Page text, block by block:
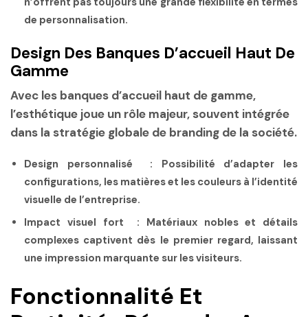
de personnalisation.
Design Des Banques D’accueil Haut De
Gamme
Avec les banques d’accueil haut de gamme,
l’esthétique joue un rôle majeur, souvent intégrée
dans la stratégie globale de branding de la société.
Design personnalisé : Possibilité d’adapter les
configurations, les matières et les couleurs à l’identité
visuelle de l’entreprise.
Impact visuel fort : Matériaux nobles et détails
complexes captivent dès le premier regard, laissant
une impression marquante sur les visiteurs.
Fonctionnalité Et